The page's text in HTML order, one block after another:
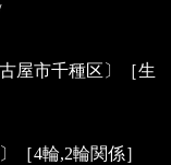
屋市千種区〕［生
［4輪,2輪関係］